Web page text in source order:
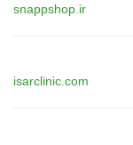
snappshop.ir
isarclinic.com